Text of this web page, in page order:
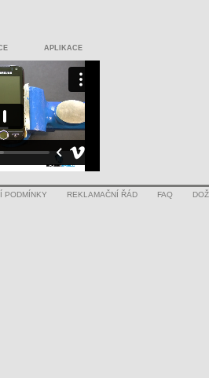
APLIKACE
PODMÍNKY REKLAMAČNÍ ŘÁD FAQ